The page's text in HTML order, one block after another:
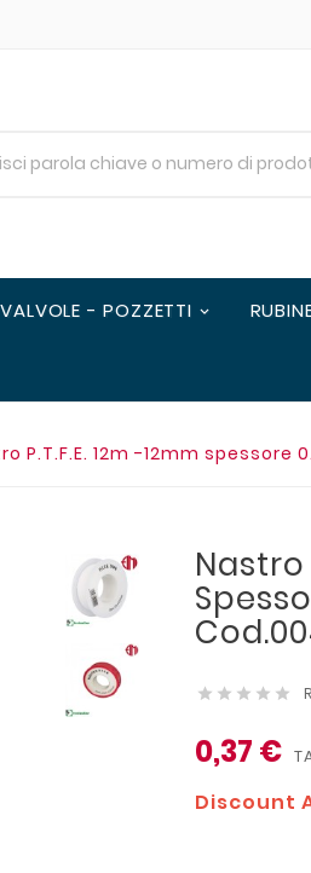
- POZZETTI
P.T.F.E. 12m -12mm
Nastro
    
0,37 €
Discount